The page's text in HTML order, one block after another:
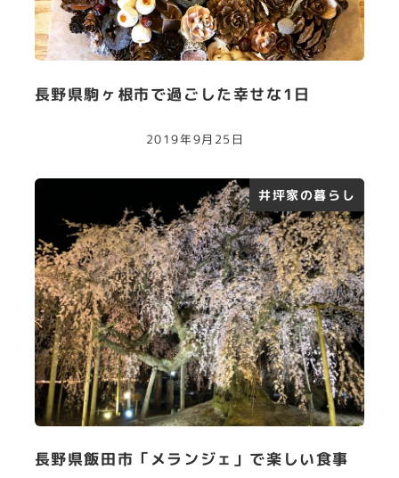
長野県駒ヶ根市で過ごした幸せな1日
2019年9月25日
井坪家の暮らし
長野県飯田市「メランジェ」で楽しい食事